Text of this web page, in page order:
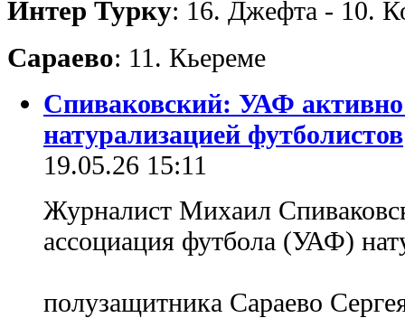
Интер Турку: 16. Джефта - 10.
Сараево: 11. Кьереме
Спиваковский: УАФ активно
натурализацией футболистов
19.05.26 15:11
Журналист Михаил
ассоциация футбола (УАФ)
полузащитника Сараево